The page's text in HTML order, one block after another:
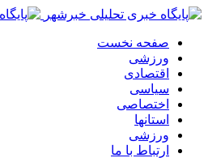
صفحه نخست
ورزشی
اقتصادی
سیاسی
اختصاصی
استانها
ورزشی
ارتباط با ما